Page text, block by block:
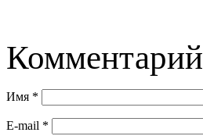
Комментарий
Имя *
E-mail *